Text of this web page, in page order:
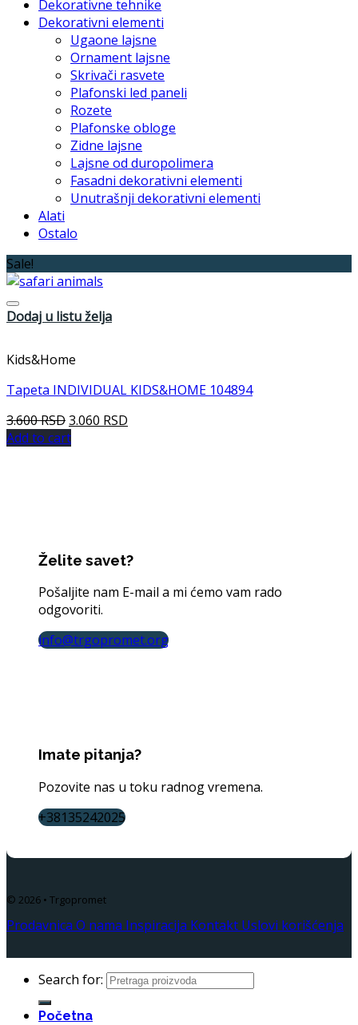
Dekorativne tehnike
Dekorativni elementi
Ugaone lajsne
Ornament lajsne
Skrivači rasvete
Plafonski led paneli
Rozete
Plafonske obloge
Zidne lajsne
Lajsne od duropolimera
Fasadni dekorativni elementi
Unutrašnji dekorativni elementi
Alati
Ostalo
Sale!
Dodaj u listu želja
Kids&Home
Tapeta INDIVIDUAL KIDS&HOME 104894
3.600RSD3.060 RSD
Add to cart
Želite savet?
Pošaljite nam E-mail a mi ćemo vam rado
odgovoriti.
info@trgopromet.org
Imate pitanja?
Pozovite nas u toku radnog vremena.
+38135242025
© 2026 • Trgopromet
Prodavnica O nama Inspiracija Kontakt Uslovi korišćenja
Search for:
Početna